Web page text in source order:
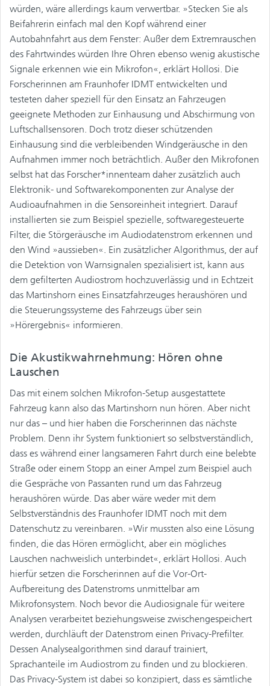
würden, wäre allerdings kaum verwertbar. »Stecken Sie als
Beifahrerin einfach mal den Kopf während einer
Autobahnfahrt aus dem Fenster: Außer dem Extremrauschen
des Fahrtwindes würden Ihre Ohren ebenso wenig akustische
Signale erkennen wie ein Mikrofon«, erklärt Hollosi. Die
Forscherinnen am Fraunhofer IDMT entwickelten und
testeten daher speziell für den Einsatz an Fahrzeugen
geeignete Methoden zur Einhausung und Abschirmung von
Luftschallsensoren. Doch trotz dieser schützenden
Einhausung sind die verbleibenden Windgeräusche in den
Aufnahmen immer noch beträchtlich. Außer den Mikrofonen
selbst hat das Forscher*innenteam daher zusätzlich auch
Elektronik- und Softwarekomponenten zur Analyse der
Audioaufnahmen in die Sensoreinheit integriert. Darauf
installierten sie zum Beispiel spezielle, softwaregesteuerte
Filter, die Störgeräusche im Audiodatenstrom erkennen und
den Wind »aussieben«. Ein zusätzlicher Algorithmus, der auf
die Detektion von Warnsignalen spezialisiert ist, kann aus
dem gefilterten Audiostrom hochzuverlässig und in Echtzeit
das Martinshorn eines Einsatzfahrzeuges heraushören und
die Steuerungssysteme des Fahrzeugs über sein
»Hörergebnis« informieren.
Die Akustikwahrnehmung: Hören ohne
Lauschen
Das mit einem solchen Mikrofon-Setup ausgestattete
Fahrzeug kann also das Martinshorn nun hören. Aber nicht
nur das – und hier haben die Forscherinnen das nächste
Problem. Denn ihr System funktioniert so selbstverständlich,
dass es während einer langsameren Fahrt durch eine belebte
Straße oder einem Stopp an einer Ampel zum Beispiel auch
die Gespräche von Passanten rund um das Fahrzeug
heraushören würde. Das aber wäre weder mit dem
Selbstverständnis des Fraunhofer IDMT noch mit dem
Datenschutz zu vereinbaren. »Wir mussten also eine Lösung
finden, die das Hören ermöglicht, aber ein mögliches
Lauschen nachweislich unterbindet«, erklärt Hollosi. Auch
hierfür setzen die Forscherinnen auf die Vor-Ort-
Aufbereitung des Datenstroms unmittelbar am
Mikrofonsystem. Noch bevor die Audiosignale für weitere
Analysen verarbeitet beziehungsweise zwischengespeichert
werden, durchläuft der Datenstrom einen Privacy-Prefilter.
Dessen Analysealgorithmen sind darauf trainiert,
Sprachanteile im Audiostrom zu finden und zu blockieren.
Das Privacy-System ist dabei so konzipiert, dass es sämtliche